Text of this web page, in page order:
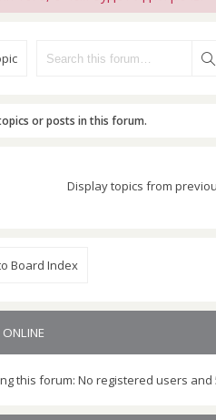
or posts in this forum.
Display topics from
Board Index
this forum: No registered users and